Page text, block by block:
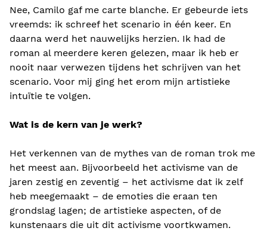
Nee, Camilo gaf me carte blanche. Er gebeurde iets
vreemds: ik schreef het scenario in één keer. En
daarna werd het nauwelijks herzien. Ik had de
roman al meerdere keren gelezen, maar ik heb er
nooit naar verwezen tijdens het schrijven van het
scenario. Voor mij ging het erom mijn artistieke
intuïtie te volgen.
Wat is de kern van je werk?
Het verkennen van de mythes van de roman trok me
het meest aan. Bijvoorbeeld het activisme van de
jaren zestig en zeventig – het activisme dat ik zelf
heb meegemaakt – de emoties die eraan ten
grondslag lagen; de artistieke aspecten, of de
kunstenaars die uit dit activisme voortkwamen.